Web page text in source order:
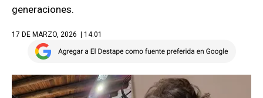
generaciones.
17 DE MARZO, 2026 | 14.01